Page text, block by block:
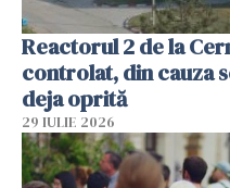
Reactorul 2 de la
controlat, din cauza
deja oprită
29 IULIE 2026